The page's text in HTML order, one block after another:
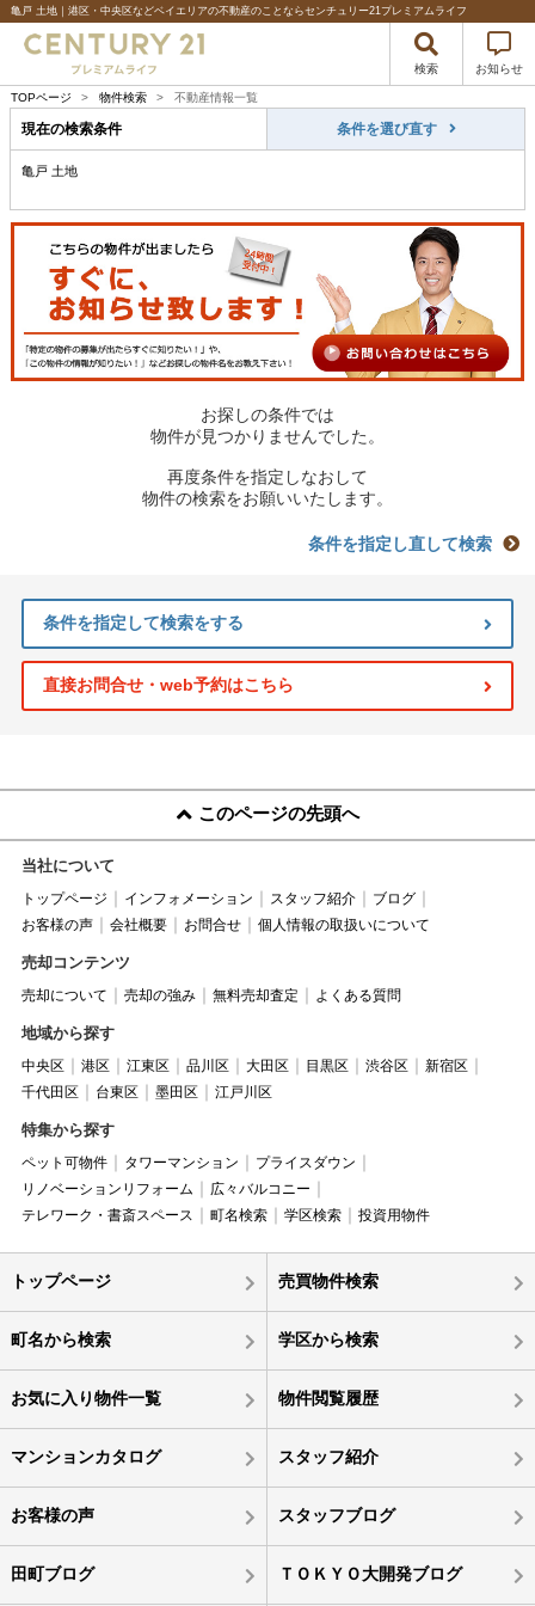
亀戸 土地｜港区・中央区などベイエリアの不動産のことならセンチュリー21プレミアムライフ
検索 お知らせ
TOPページ > 物件検索 > 不動産情報一覧
現在の検索条件 条件を選び直す
亀戸 土地
お探しの条件では
物件が見つかりませんでした。
再度条件を指定しなおして
物件の検索をお願いいたします。
条件を指定し直して検索
条件を指定して検索をする
直接お問合せ・web予約はこちら
このページの先頭へ
当社について
トップページ インフォメーション スタッフ紹介
ブログ
お客様の声
会社概要 お問合せ 個人情報の取扱いについて
売却コンテンツ
売却について 売却の強み 無料売却査定 よくある質問
地域から探す
中央区 港区 江東区 品川区 大田区 目黒区 渋谷区
新宿区
千代田区
台東区 墨田区 江戸川区
特集から探す
ペット可物件 タワーマンション
プライスダウン
リノベーションリフォーム
広々バルコニー
テレワーク・書斎スペース
町名検索 学区検索 投資用物件
トップページ 売買物件検索
町名から検索 学区から検索
お気に入り物件一覧 物件閲覧履歴
マンションカタログ スタッフ紹介
お客様の声 スタッフブログ
田町ブログ ＴＯＫＹＯ大開発ブログ